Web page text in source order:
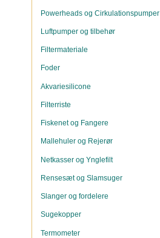
Powerheads og Cirkulationspumper
Luftpumper og tilbehør
Filtermateriale
Foder
Akvariesilicone
Filterriste
Fiskenet og Fangere
Mallehuler og Rejerør
Netkasser og Ynglefilt
Rensesæt og Slamsuger
Slanger og fordelere
Sugekopper
Termometer